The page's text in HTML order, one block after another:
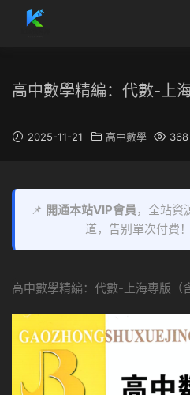
高中數學精編：代數-上
2025-11-21 高中數學 368
📌 開通本站VIP會員，全站資
道，告别單次付費！
高中數學精編：代數-上海專版（